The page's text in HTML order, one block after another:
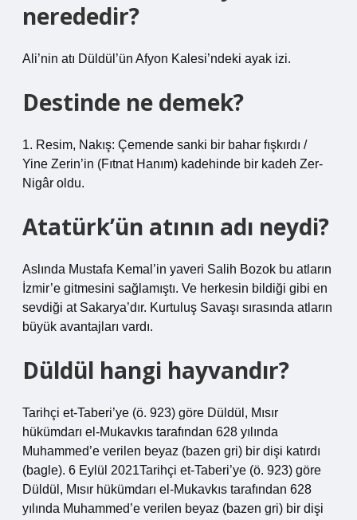
nerededir?
Ali’nin atı Düldül’ün Afyon Kalesi’ndeki ayak izi.
Destinde ne demek?
1. Resim, Nakış: Çemende sanki bir bahar fışkırdı /
Yine Zerin’in (Fıtnat Hanım) kadehinde bir kadeh Zer-
Nigâr oldu.
Atatürk’ün atının adı neydi?
Aslında Mustafa Kemal’in yaveri Salih Bozok bu atların
İzmir’e gitmesini sağlamıştı. Ve herkesin bildiği gibi en
sevdiği at Sakarya’dır. Kurtuluş Savaşı sırasında atların
büyük avantajları vardı.
Düldül hangi hayvandır?
Tarihçi et-Taberi’ye (ö. 923) göre Düldül, Mısır
hükümdarı el-Mukavkıs tarafından 628 yılında
Muhammed’e verilen beyaz (bazen gri) bir dişi katırdı
(bagle). 6 Eylül 2021Tarihçi et-Taberi’ye (ö. 923) göre
Düldül, Mısır hükümdarı el-Mukavkıs tarafından 628
yılında Muhammed’e verilen beyaz (bazen gri) bir dişi